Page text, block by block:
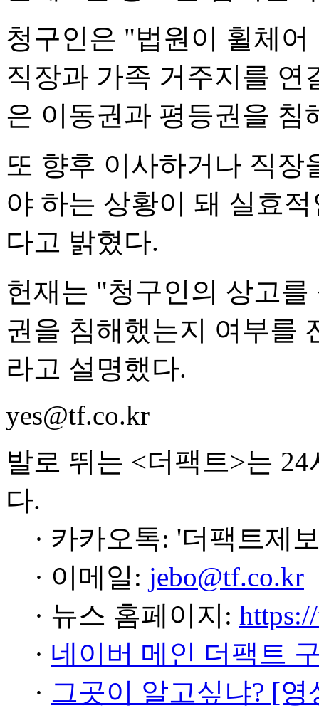
청구인은 "법원이 휠체
직장과 가족 거주지를 연
은 이동권과 평등권을
또 향후 이사하거나 직장
야 하는 상황이 돼 실효
다고 밝혔다.
헌재는 "청구인의 상고
권을 침해했는지 여부를
라고 설명했다.
yes@tf.co.kr
발로 뛰는 <더팩트>는
다.
· 카카오톡: '더팩트제
· 이메일: jebo@tf.co.kr
· 뉴스 홈페이지:
· 네이버 메인 더팩트
· 그곳이 알고싶냐? [